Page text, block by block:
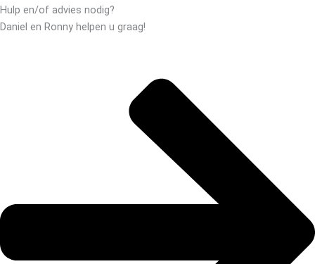
Hulp en/of advies nodig?
Daniel en Ronny helpen u graag!